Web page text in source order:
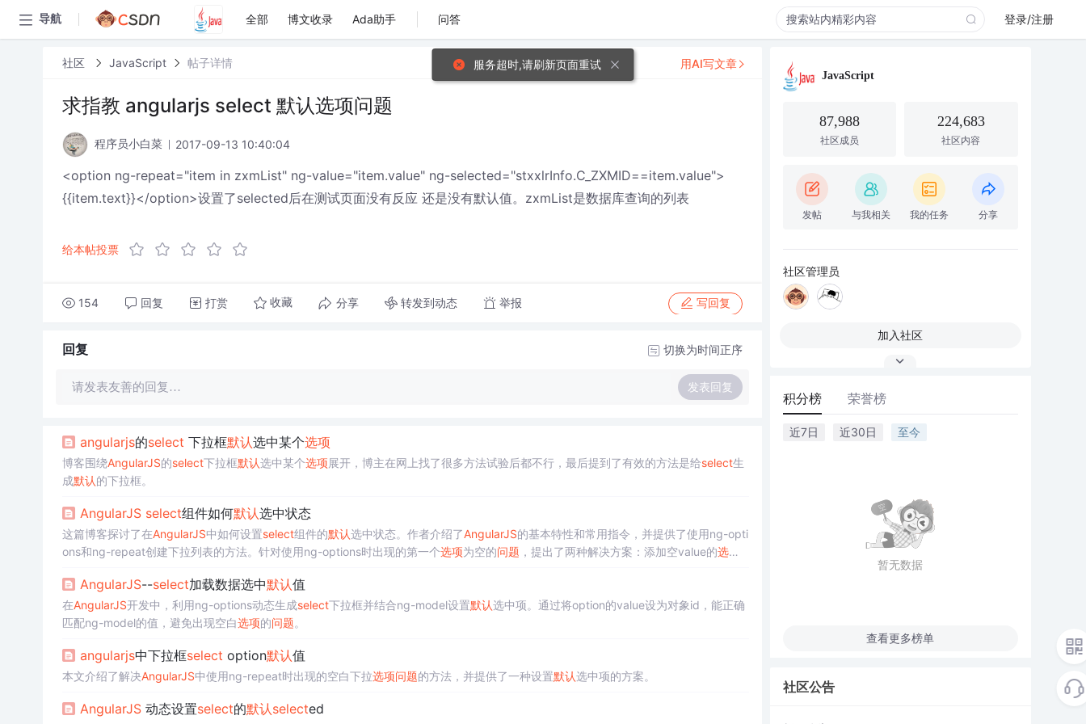
导航 全部 博文收录 Ada助手 问答 登录/注册
社区 JavaScript 帖子详情
求指教 angularjs select 默认选项问题
程序员小白菜 2017-09-13 10:40:04
<option ng-repeat="item in zxmList" ng-value="item.value" ng-selected="stxxlrInfo.C_ZXMID==item.value">
{{item.text}}</option>设置了selected后在测试页面没有反应 还是没有默认值。zxmList是数据库查询的列表
给本帖投票
154 回复 打赏 收藏 分享 转发到动态 举报 写回复
用AI写文章
回复 切换为时间正序
请发表友善的回复… 发表回复
angularjs的select 下拉框默认选中某个选项
博客围绕AngularJS的select下拉框默认选中某个选项展开，博主在网上找了很多方法试验后都不行，最后提到了有效的方法是给select生
成默认的下拉框。
AngularJS select组件如何默认选中状态
这篇博客探讨了在AngularJS中如何设置select组件的默认选中状态。作者介绍了AngularJS的基本特性和常用指令，并提供了使用ng-opti
ons和ng-repeat创建下拉列表的方法。针对使用ng-options时出现的第一个选项为空的问题 ，提出了两种解决方案：添加空value的选项
AngularJS--select加载数据选中默认值
在AngularJS开发中，利用ng-options动态生成select下拉框并结合ng-model设置默认选中项。通过将option的value设为对象id，能正确
匹配ng-model的值，避免出现空白选项的问题。
angularjs中下拉框select option默认值
本文介绍了解决AngularJS中使用ng-repeat时出现的空白下拉选项问题的方法，并提供了一种设置默认选中项的方案。
AngularJS动态设置select的默认selected
JavaScript
87,988
社区成员
224,683
社区内容
发帖 与我相关 我的任务 分享
社区管理员
加入社区
积分榜 荣誉榜
近7日 近30日 至今
暂无数据
查看更多榜单
社区公告
服务超时,请刷新页面重试